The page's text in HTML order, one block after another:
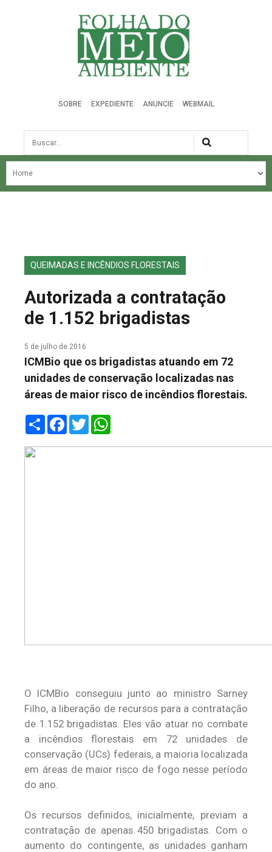
Folha do Meio Ambiente
SOBRE EXPEDIENTE ANUNCIE WEBMAIL
Busca
NOSSA HISTÓRIA
EDIÇÕES ANTERIORES
FALE CONOSCO
QUEIMADAS E INCÊNDIOS FLORESTAIS
Autorizada a contratação
de 1.152 brigadistas
5 de julho de 2016
ICMBio que os brigadistas atuando em 72
unidades de conservação localizadas nas
áreas de maior risco de incêndios florestais.
ShareFacebook
Twitter
O ICMBio conseguiu junto ao ministro Sarney
Filho, a liberação de recursos para a contratação
de 1.152 brigadistas. Eles vão atuar no combate
a incêndios florestais em 72 unidades de
conservação (UCs) federais, a maioria localizada
em áreas de maior risco de fogo nesse período
do ano.
Os recursos definidos, inicialmente, previam a
contratação de apenas 450 brigadistas. Com o
aumento do contingente, as unidades ganham